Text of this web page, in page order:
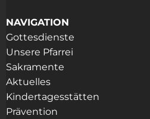
NAVIGATION
Gottesdienste
Unsere Pfarrei
Sakramente
Aktuelles
Kindertagesstätten
Prävention